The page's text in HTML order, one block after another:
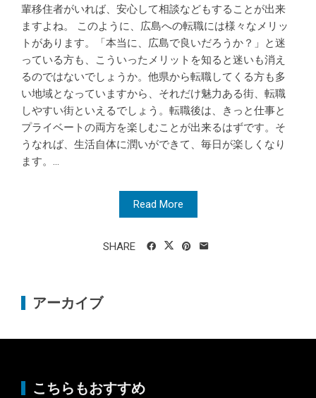
輩移住者がいれば、安心して相談などもすることが出来
ますよね。 このように、広島への転職には様々なメリッ
トがあります。「本当に、広島で良いだろうか？」と迷
っている方も、こういったメリットを知ると迷いも消え
るのではないでしょうか。他県から転職してくる方も多
い地域となっていますから、それだけ魅力ある街、転職
しやすい街といえるでしょう。転職後は、きっと仕事と
プライベートの両方を楽しむことが出来るはずです。そ
うなれば、生活自体に潤いができて、毎日が楽しくなり
ます。...
Read More
SHARE
アーカイブ
こちらもおすすめ